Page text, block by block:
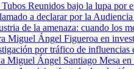
Reunidos bajo la lupa por
a declarar por la
de la amenaza: cuando los
Miguel Ángel Figueroa en
por tráfico de influencias
Miguel Ángel Santiago Mesa en